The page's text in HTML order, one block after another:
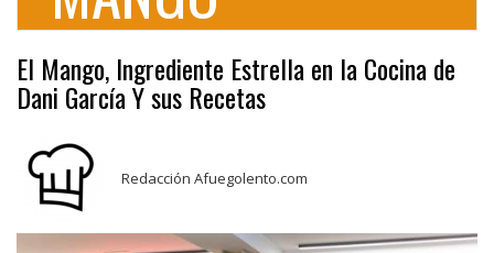
El Mango, Ingrediente Estrella en la Cocina de
Dani García Y sus Recetas
Redacción Afuegolento.com